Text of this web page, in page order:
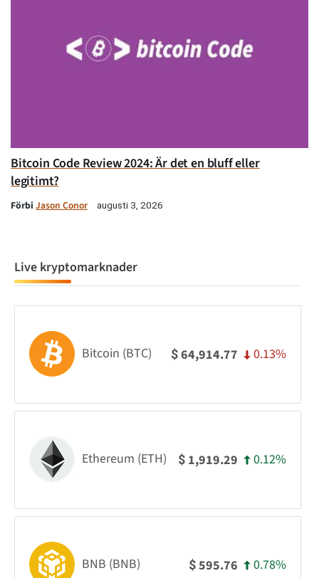
Bitcoin Code Review 2024: Är det en bluff eller
legitimt?
Förbi Jason Conor augusti 3, 2026
Live kryptomarknader
Bitcoin (BTC) $64,914.77 0.13%
Ethereum (ETH) $ 1,919.29 0.12%
BNB (BNB) $595.76 0.78%